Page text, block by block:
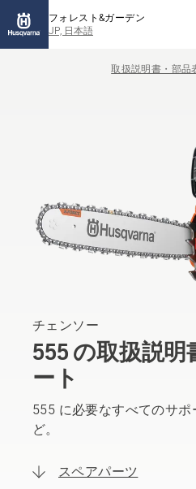
フォレスト&ガーデン
JP, 日本語
取扱説明書・部品
チェンソー
555 の取扱説
ート
555 に必要なすべてのサ
ど。
スペアパーツ